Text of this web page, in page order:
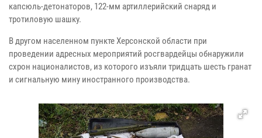
капсюль-детонаторов, 122-мм артиллерийский снаряд и
тротиловую шашку.
В другом населенном пункте Херсонской области при
проведении адресных мероприятий росгвардейцы обнаружили
схрон националистов, из которого изъяли тридцать шесть гранат
и сигнальную мину иностранного производства.